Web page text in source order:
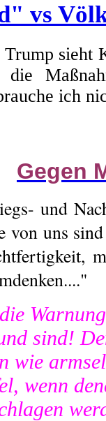
vs
Trump sieht
die
ich
Gegen
und
von uns
sind!
wie
wenn